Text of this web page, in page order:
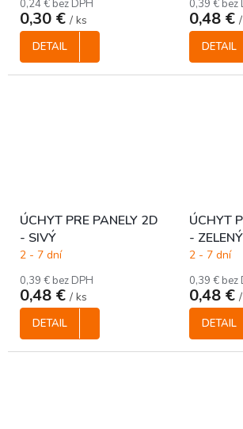
0,24 € bez DPH
0,30 € / ks
DETAIL
0,39 € bez
0,48 €
DETAIL
ÚCHYT PRE PANELY 2D
- SIVÝ
2 - 7 dní
0,39 € bez DPH
0,48 € / ks
DETAIL
ÚCHYT
- ZELENÝ
2 - 7 dní
0,39 € bez
0,48 €
DETAIL